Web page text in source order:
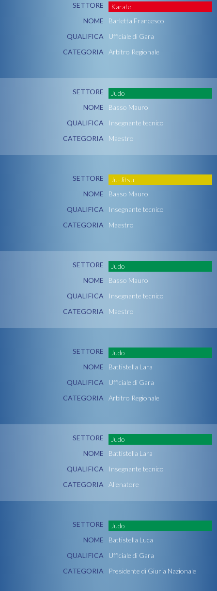
SETTORE
Karate
NOME
Barletta Francesco
QUALIFICA
Ufficiale di Gara
CATEGORIA
Arbitro Regionale
SETTORE
Judo
NOME
Basso Mauro
QUALIFICA
Insegnante tecnico
CATEGORIA
Maestro
SETTORE
Ju-Jitsu
NOME
Basso Mauro
QUALIFICA
Insegnante tecnico
CATEGORIA
Maestro
SETTORE
Judo
NOME
Basso Mauro
QUALIFICA
Insegnante tecnico
CATEGORIA
Maestro
SETTORE
Judo
NOME
Battistella Lara
QUALIFICA
Ufficiale di Gara
CATEGORIA
Arbitro Regionale
SETTORE
Judo
NOME
Battistella Lara
QUALIFICA
Insegnante tecnico
CATEGORIA
Allenatore
SETTORE
Judo
NOME
Battistella Luca
QUALIFICA
Ufficiale di Gara
CATEGORIA
Presidente di Giuria Nazionale